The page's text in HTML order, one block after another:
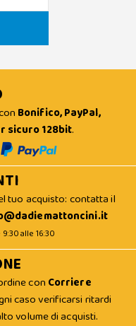
Bonifico, PayPal,
sicuro 128bit.
tuo acquisto: contatta il
alle 16:30
con Corriere
caso verificarsi ritardi
volume di acquisti.